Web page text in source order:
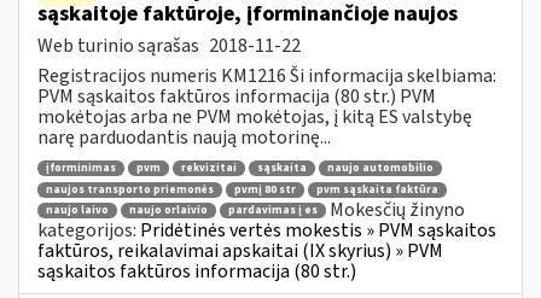
sąskaitoje faktūroje, įforminančioje naujos
Web turinio sąrašas 2018-11-22
Registracijos numeris KM1216 Ši informacija skelbiama:
PVM sąskaitos faktūros informacija (80 str.) PVM
mokėtojas arba ne PVM mokėtojas, į kitą ES valstybę
narę parduodantis naują motorinę...
įforminimas pvm rekvizitai sąskaita
naujo automobilio
naujos transporto priemonės
pvmį 80 str
pvm sąskaita faktūra
naujo laivo
naujo orlaivio pardavimas į es
Mokesčių žinyno
kategorijos: Pridėtinės vertės mokestis » PVM sąskaitos
faktūros, reikalavimai apskaitai (IX skyrius) » PVM
sąskaitos faktūros informacija (80 str.)